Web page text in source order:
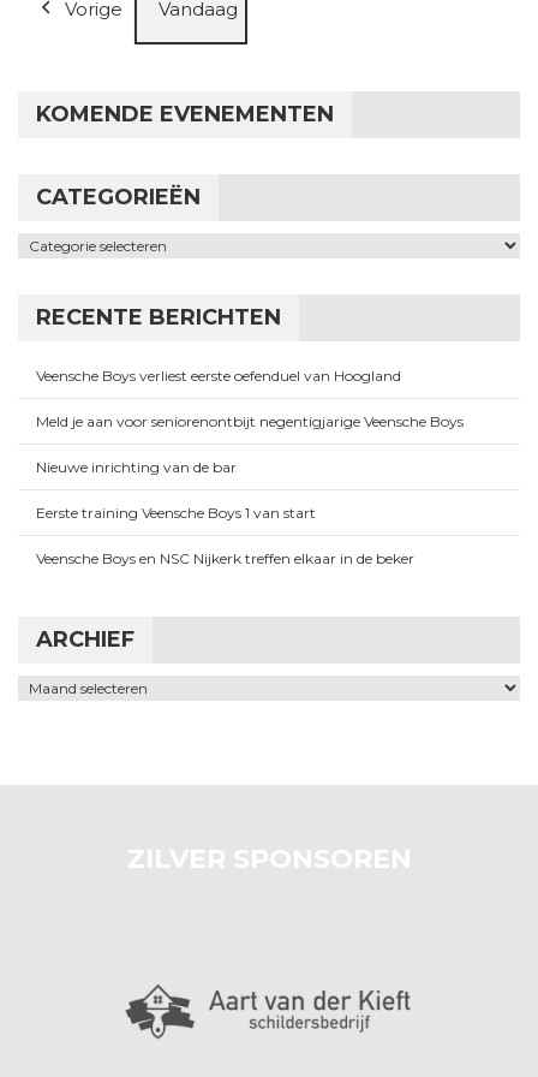
Vorige Vandaag
KOMENDE EVENEMENTEN
CATEGORIEËN
Categorieën
RECENTE BERICHTEN
Veensche Boys verliest eerste oefenduel van Hoogland
Meld je aan voor seniorenontbijt negentigjarige Veensche Boys
Nieuwe inrichting van de bar
Eerste training Veensche Boys 1 van start
Veensche Boys en NSC Nijkerk treffen elkaar in de beker
ARCHIEF
Archief
ZILVER SPONSOREN